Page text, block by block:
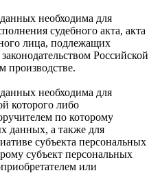
необходима для
судебного акта, акта
лица, подлежащих
Российской
производстве.
необходима для
которого либо
по которому
данных, а также для
субъекта персональных
субъект персональных
или